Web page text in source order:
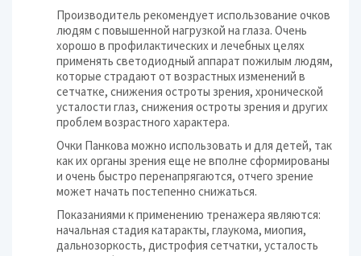
Производитель рекомендует использование очков
людям с повышенной нагрузкой на глаза. Очень
хорошо в профилактических и лечебных целях
применять светодиодный аппарат пожилым людям,
которые страдают от возрастных изменений в
сетчатке, снижения остроты зрения, хронической
усталости глаз, снижения остроты зрения и других
проблем возрастного характера.
Очки Панкова можно использовать и для детей, так
как их органы зрения еще не вполне сформированы
и очень быстро перенапрягаются, отчего зрение
может начать постепенно снижаться.
Показаниями к применению тренажера являются:
начальная стадия катаракты, глаукома, миопия,
дальнозоркость, дистрофия сетчатки, усталость